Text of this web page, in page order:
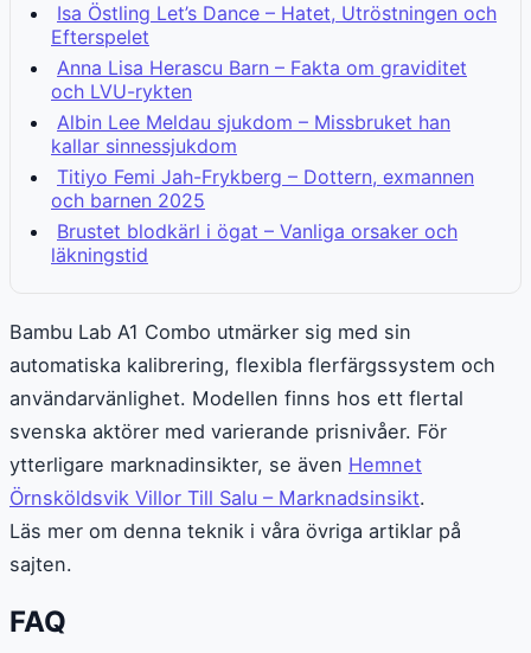
Isa Östling Let’s Dance – Hatet, Utröstningen och
Efterspelet
Anna Lisa Herascu Barn – Fakta om graviditet
och LVU-rykten
Albin Lee Meldau sjukdom – Missbruket han
kallar sinnessjukdom
Titiyo Femi Jah-Frykberg – Dottern, exmannen
och barnen 2025
Brustet blodkärl i ögat – Vanliga orsaker och
läkningstid
Bambu Lab A1 Combo utmärker sig med sin
automatiska kalibrering, flexibla flerfärgssystem och
användarvänlighet. Modellen finns hos ett flertal
svenska aktörer med varierande prisnivåer. För
ytterligare marknadinsikter, se även Hemnet
Örnsköldsvik Villor Till Salu – Marknadsinsikt.
Läs mer om denna teknik i våra övriga artiklar på
sajten.
FAQ